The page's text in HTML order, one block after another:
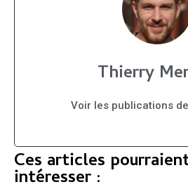
Thierry
Voir les publications
Ces articles
intéresser :